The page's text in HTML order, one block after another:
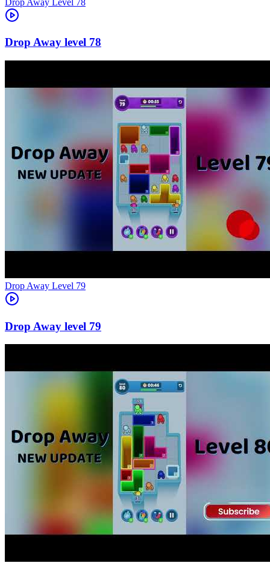
78
Level 79
79